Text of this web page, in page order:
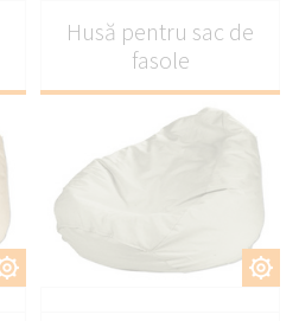
PERSONALIZAȚI
Husă pentru sac de
fasole